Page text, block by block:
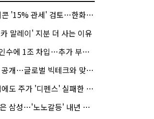
관세' 검토…한화큐셀·OCI 영향은?
말레이' 지분 더 사는 이유
에 1조 차입…추가 부담은?
…글로벌 빅테크와 맞붙는다
주가 '디펜스' 실패한 이유
…'노노갈등' 내년 교섭 판 흔들까